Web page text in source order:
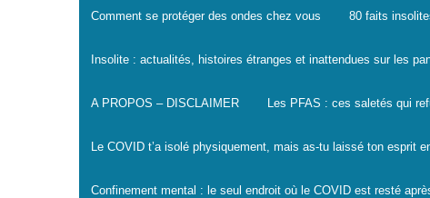
Comment se protéger des ondes chez vous 80 faits
Insolite : actualités, histoires étranges et inattendues sur les
A PROPOS – DISCLAIMER Les PFAS : ces saletés qui
Le COVID t’a isolé physiquement, mais as-tu laissé ton esprit
Confinement mental : le seul endroit où le COVID est resté